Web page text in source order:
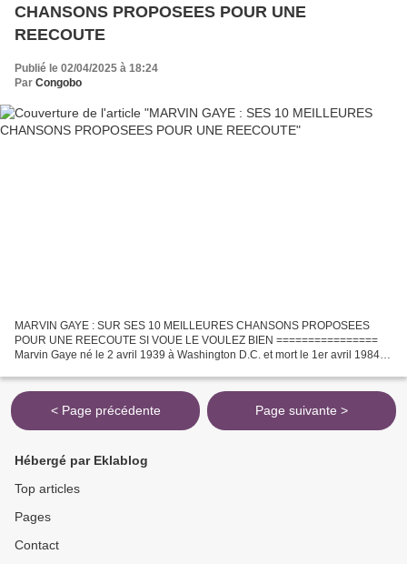
CHANSONS PROPOSEES POUR UNE
REECOUTE
Publié le 02/04/2025 à 18:24
Par Congobo
MARVIN GAYE : SUR SES 10 MEILLEURES CHANSONS PROPOSEES
POUR UNE REECOUTE SI VOUE LE VOULEZ BIEN ================
Marvin Gaye né le 2 avril 1939 à Washington D.C. et mort le 1er avril 1984 à
< Page précédente Page suivante >
Hébergé par Eklablog
Top articles
Pages
Contact